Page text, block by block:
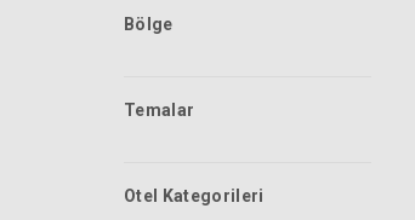
Bölge
Temalar
Otel Kategorileri